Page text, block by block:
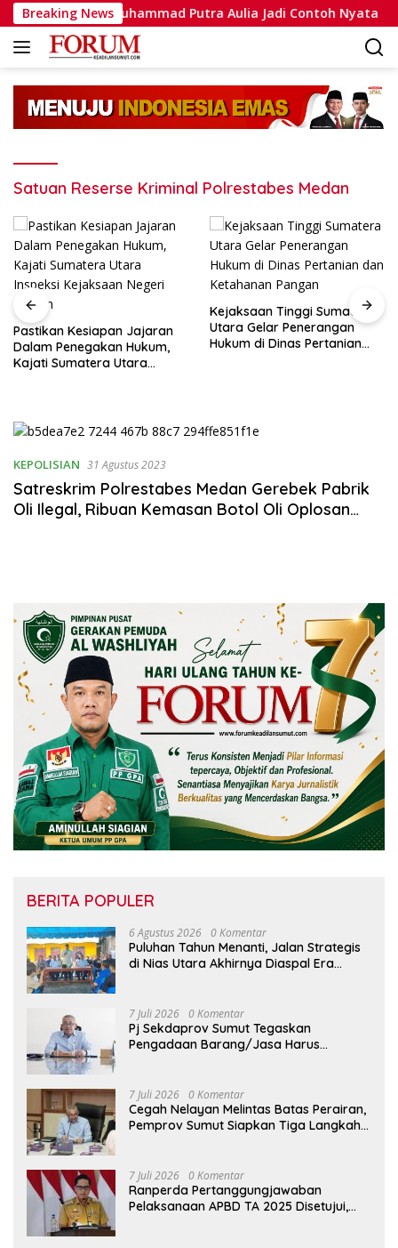
Langsung
ke
konten
Breaking News
Bripda Muhammad Putra Aulia Jadi Contoh Nyata
Satuan Reserse Kriminal Polrestabes Medan
Kejaksaan Tinggi Sumatera
Utara Gelar Penerangan
Hukum di Dinas Pertanian
dan Ketahanan Pangan
Kejaksaan Negeri Medan
Rumahtangga
KEPOLISIAN 31 Agustus 2023
Satreskrim Polrestabes Medan Gerebek Pabrik
Oli Ilegal, Ribuan Kemasan Botol Oli Oplosan
BERITA POPULER
6 Agustus 2026 0 Komentar
Puluhan Tahun Menanti, Jalan Strategis
di Nias Utara Akhirnya Diaspal Era
7 Juli 2026 0 Komentar
Pj Sekdaprov Sumut Tegaskan
Pengadaan Barang/Jasa Harus
7 Juli 2026 0 Komentar
Cegah Nelayan Melintas Batas Perairan,
Pemprov Sumut Siapkan Tiga Langkah
7 Juli 2026 0 Komentar
Ranperda Pertanggungjawaban
Pelaksanaan APBD TA 2025 Disetujui,